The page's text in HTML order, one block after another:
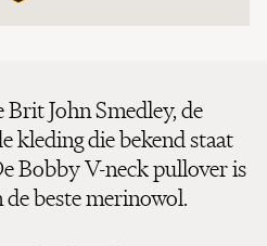
John Smedley, de
kleding die bekend staat
Bobby V-neck pullover is
beste merinowol.